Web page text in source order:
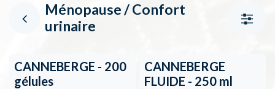
Ménopause / Confort
urinaire
CANNEBERGE - 200
gélules
CANNEBERGE
FLUIDE - 250 ml